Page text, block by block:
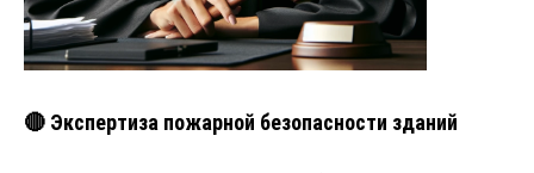
🔴 Экспертиза пожарной безопасности зданий